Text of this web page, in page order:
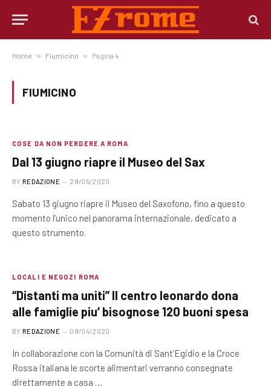
Home » Fiumicino » Pagina 4
FIUMICINO
COSE DA NON PERDERE A ROMA
Dal 13 giugno riapre il Museo del Sax
BY REDAZIONE 29/05/2020
Sabato 13 giugno riapre il Museo del Saxofono, fino a questo
momento l’unico nel panorama internazionale, dedicato a
questo strumento.
LOCALI E NEGOZI ROMA
“Distanti ma uniti” Il centro leonardo dona
alle famiglie piu’ bisognose 120 buoni spesa
BY REDAZIONE 09/04/2020
In collaborazione con la Comunità di Sant’Egidio e la Croce
Rossa italiana le scorte alimentari verranno consegnate
direttamente a casa …